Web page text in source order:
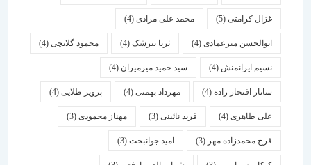
غزال کرامتی (5) محمد علی مرادی(4)
ابوالحسن میرعمادی(4) ثریا بیرشک(4) محمود گلابچی(4)
نسیم ایرانمنش(4) سید حمید میرمیران(4)
ساناز افتخار زاده(4) مهرداد بهمنی(4) پرویز طلایی(4)
علی طاهری(4) فرید نائینی(3) مهناز محمودی(3)
فرخ محمدزاده مهر(3) امید جوانبخت(3)